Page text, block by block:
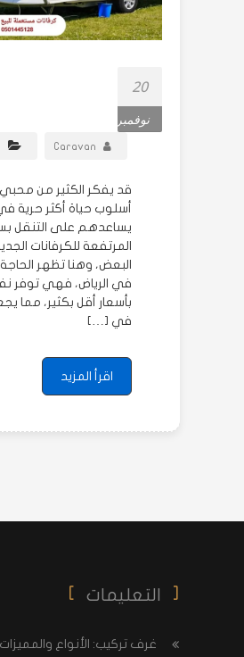
20
نوفمبر
Caravan
قد يفكر الكثير من محبي
أسلوب حياة أكثر حرية
يساعدهم على التنقل
المرتفعة للكرفانات
البعض، وهنا تظهر
في الرياض، فهي توفر
بأسعار أقل بكثير، مما
في […]
اقرأ المزيد
التعليمات
غرف تركيب: الأنواع